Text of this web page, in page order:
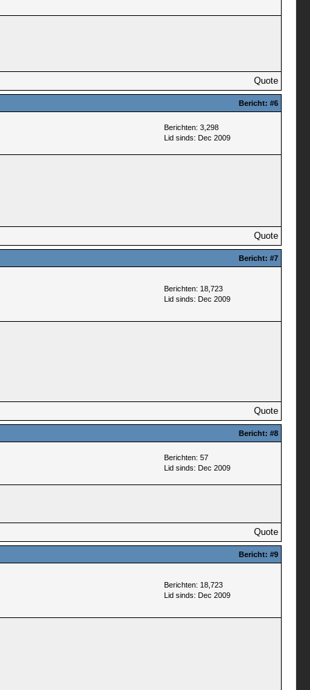
Quote
Bericht: #6
Berichten: 3,298
Lid sinds: Dec 2009
Quote
Bericht: #7
Berichten: 18,723
Lid sinds: Dec 2009
Quote
Bericht: #8
Berichten: 57
Lid sinds: Dec 2009
Quote
Bericht: #9
Berichten: 18,723
Lid sinds: Dec 2009